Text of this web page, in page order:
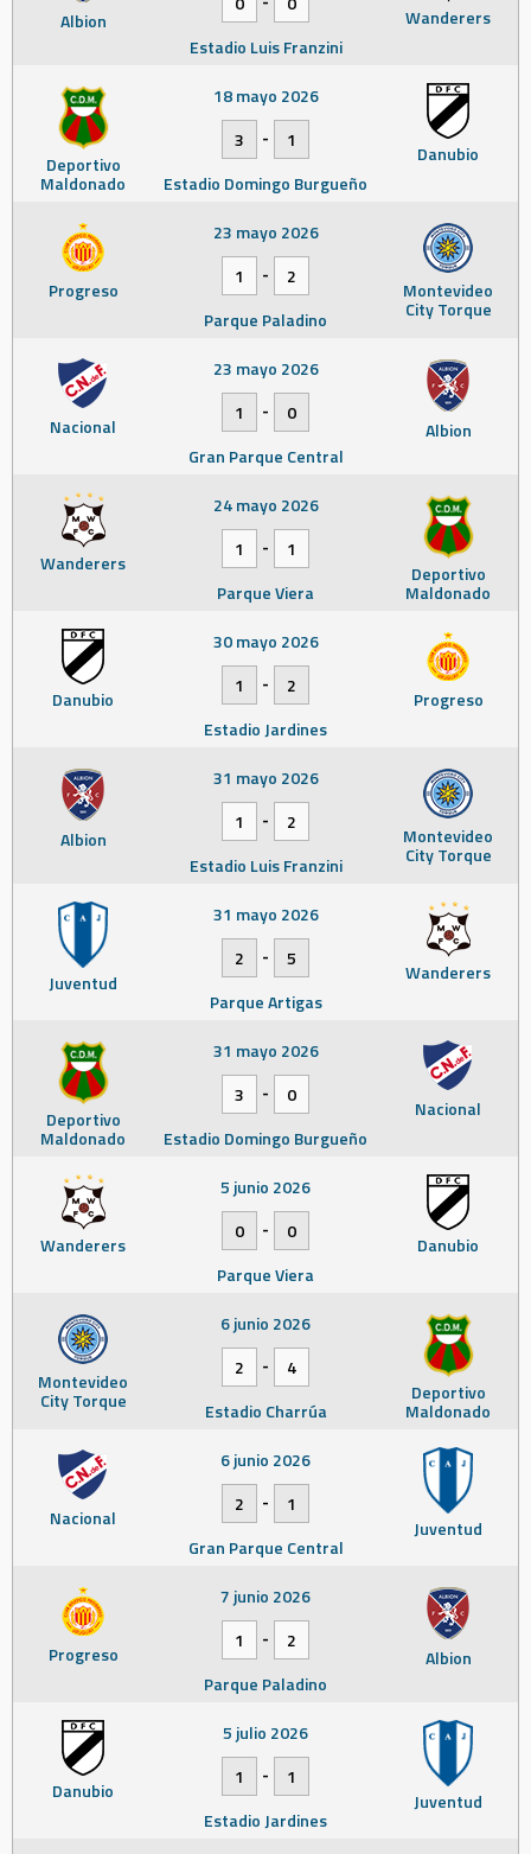
Albion Wanderers
Estadio Luis Franzini
Deportivo
Maldonado
Danubio
18 mayo 2026
3
-
1
Estadio Domingo Burgueño
Progreso Montevideo
City Torque
23 mayo 2026
1
-
2
Parque Paladino
Nacional Albion
23 mayo 2026
1
-
0
Gran Parque Central
Wanderers Deportivo
Maldonado
24 mayo 2026
1
-
1
Parque Viera
Danubio Progreso
30 mayo 2026
1
-
2
Estadio Jardines
Albion Montevideo
City Torque
31 mayo 2026
1
-
2
Estadio Luis Franzini
Juventud Wanderers
31 mayo 2026
2
-
5
Parque Artigas
Deportivo
Maldonado
Nacional
31 mayo 2026
3
-
0
Estadio Domingo Burgueño
Wanderers Danubio
5 junio 2026
0
-
0
Parque Viera
Montevideo
City Torque Deportivo
Maldonado
6 junio 2026
2
-
4
Estadio Charrúa
Nacional Juventud
6 junio 2026
2
-
1
Gran Parque Central
Progreso Albion
7 junio 2026
1
-
2
Parque Paladino
Danubio Juventud
5 julio 2026
1
-
1
Estadio Jardines